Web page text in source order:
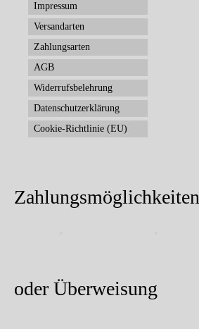
Impressum
Versandarten
Zahlungsarten
AGB
Widerrufsbelehrung
Datenschutzerklärung
Cookie-Richtlinie (EU)
Zahlungsmöglichkeiten
oder Überweisung